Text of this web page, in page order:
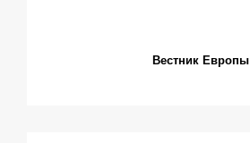
Вестник Европы